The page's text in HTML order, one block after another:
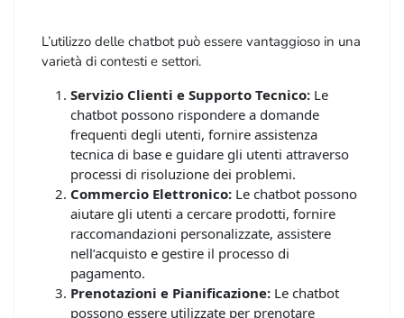
L’utilizzo delle chatbot può essere vantaggioso in una
varietà di contesti e settori.
chatbot:Servizio Clienti e Supporto Tecnico: Le
chatbot possono rispondere a domande
frequenti degli utenti, fornire assistenza
tecnica di base e guidare gli utenti attraverso
processi di risoluzione dei problemi.
Commercio Elettronico: Le chatbot possono
aiutare gli utenti a cercare prodotti, fornire
raccomandazioni personalizzate, assistere
nell’acquisto e gestire il processo di
pagamento.
Prenotazioni e Pianificazione: Le chatbot
possono essere utilizzate per prenotare